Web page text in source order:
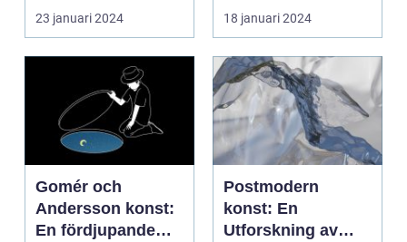
23 januari 2024
konstform...
18 januari 2024
Gomér och
Andersson konst:
En fördjupande
Postmodern
konst: En
Utforskning av